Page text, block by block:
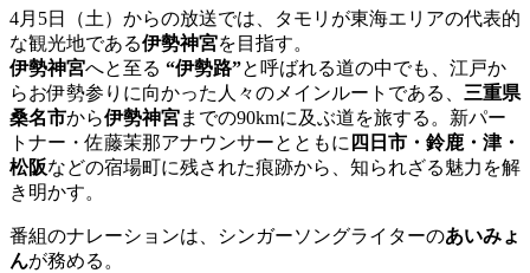
4月5日（土）からの放送では、タモリが東海エリアの代表的
な観光地である伊勢神宮を目指す。
伊勢神宮へと至る “伊勢路”と呼ばれる道の中でも、江戸か
らお伊勢参りに向かった人々のメインルートである、 三重県
桑名市から伊勢神宮までの90kmに及ぶ道を旅する。新パー
トナー・佐藤茉那アナウンサーとともに 四日市・鈴鹿・津・
松阪などの宿場町に残された痕跡から、知られざる魅力を解
き明かす。
番組のナレーションは、シンガーソングライターのあいみょ
んが務める。